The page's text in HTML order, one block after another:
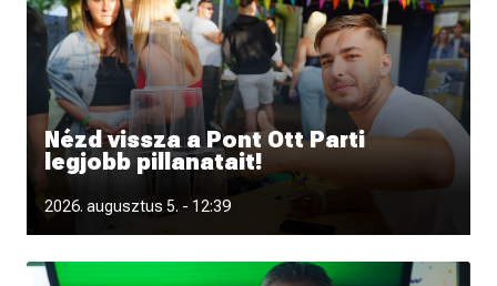
Nézd vissza a Pont Ott Parti
legjobb pillanatait!
Fotókon és videón is újra átélheted a Pont Ott Parti
2026. augusztus 5. - 12:39